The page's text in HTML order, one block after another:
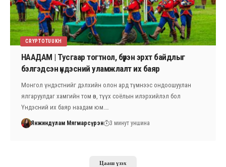
CRYPTOTUUKH
НААДАМ | Тусгаар тогтнол, бүрэн эрхт байдлыг
бэлгэдсэн үндэсний уламжлалт их баяр
Монгол үндэстнийг дэлхийн олон ард түмнээс ондоошуулан
ялгаруулдаг хамгийн том өв, түүх соёлын илэрхийлэл бол
Үндэсний их баяр наадам юм.…
Янжиндулам Мягмарсүрэн 3 минут уншина
Цааш үзэх